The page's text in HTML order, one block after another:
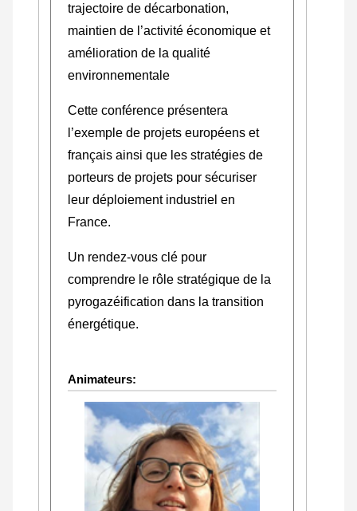
trajectoire de décarbonation,
maintien de l’activité économique et
amélioration de la qualité
environnementale
Cette conférence présentera
l’exemple de projets européens et
français ainsi que les stratégies de
porteurs de projets pour sécuriser
leur déploiement industriel en
France.
Un rendez-vous clé pour
comprendre le rôle stratégique de la
pyrogazéification dans la transition
énergétique.
Animateurs: